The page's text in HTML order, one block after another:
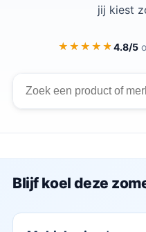
jij kiest
★★★★★
★★★★★ 4.8/5
Blijf koel deze